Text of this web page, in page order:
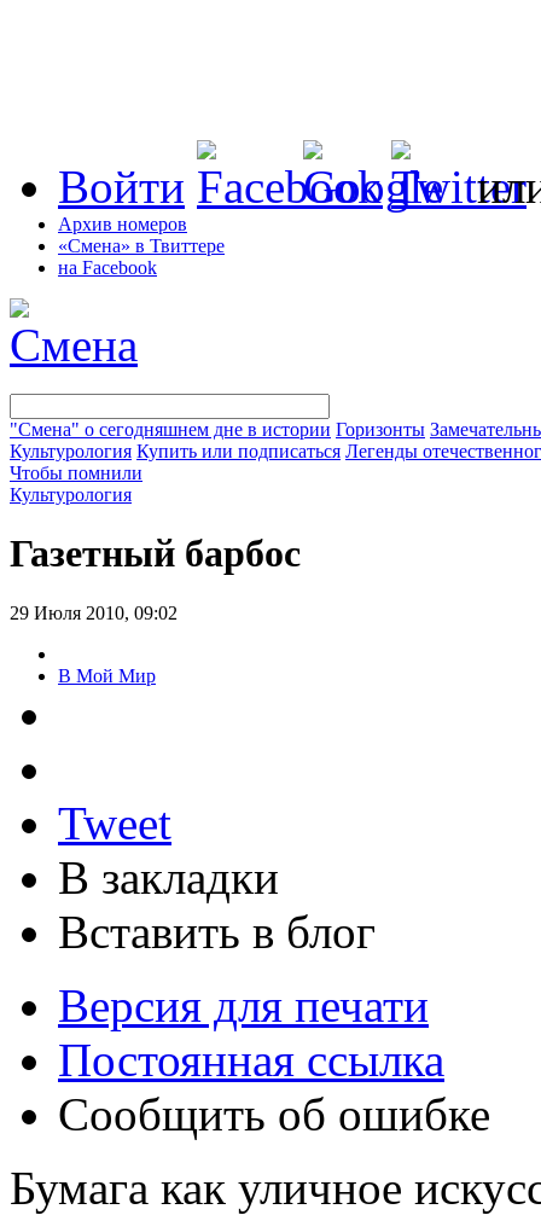
Войти
Архив номеров
«Смена» в Твиттере
на Facebook
"Смена" о сегодняшнем дне в истории Горизонты
Культурология Купить или подписаться Легенды
Чтобы помнили
Культурология
Газетный барбос
29 Июля 2010, 09:02
В Мой Мир
Tweet
В закладки
Вставить в блог
Версия для печати
Постоянная ссылка
Сообщить об ошибке
Бумага как уличное